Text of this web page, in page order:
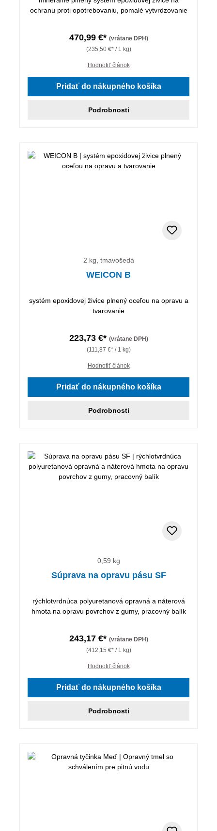
ochranu proti opotrebovaniu, pomalé vytvrdzovanie
470,99 €* (vrátane DPH)
(235,50 €* / 1 kg)
Hodnotiť článok
Pridať do nákupného košíka
Podrobnosti
2 kg, tmavošedá
WEICON B
systém epoxidovej živice plnený oceľou na opravu a
tvarovanie
223,73 €* (vrátane DPH)
(111,87 €* / 1 kg)
Hodnotiť článok
Pridať do nákupného košíka
Podrobnosti
0,59 kg
Súprava na opravu pásu SF
rýchlotvrdnúca polyuretanová opravná a náterová
hmota na opravu povrchov z gumy, pracovný balík
243,17 €* (vrátane DPH)
(412,15 €* / 1 kg)
Hodnotiť článok
Pridať do nákupného košíka
Podrobnosti